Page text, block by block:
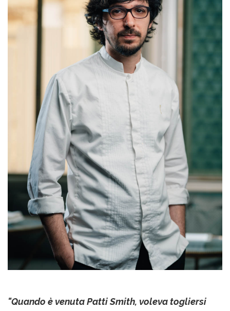
"Quando è venuta Patti Smith, voleva togliersi